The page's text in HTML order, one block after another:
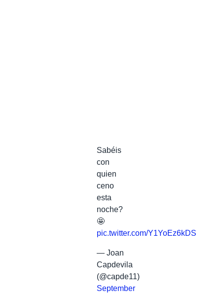
Sabéis
con
quien
ceno
esta
noche?
🤩
pic.twitter.com/Y1YoEz6kDS
— Joan
Capdevila
(@capde11)
September